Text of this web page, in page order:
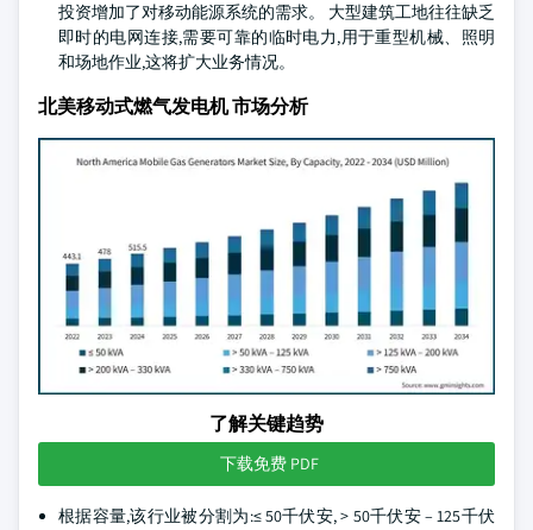
投资增加了对移动能源系统的需求。 大型建筑工地往往缺乏
即时的电网连接,需要可靠的临时电力,用于重型机械、照明
和场地作业,这将扩大业务情况。
北美移动式燃气发电机 市场分析
了解关键趋势
下载免费 PDF
根据容量,该行业被分割为:≤ 50千伏安, > 50千伏安 – 125千伏